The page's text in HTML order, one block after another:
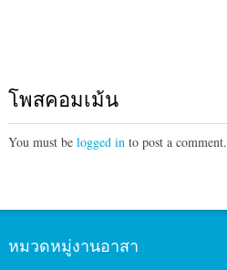
โพสคอมเม้น
You must be logged into post a comment.
หมวดหมู่งานอาสา